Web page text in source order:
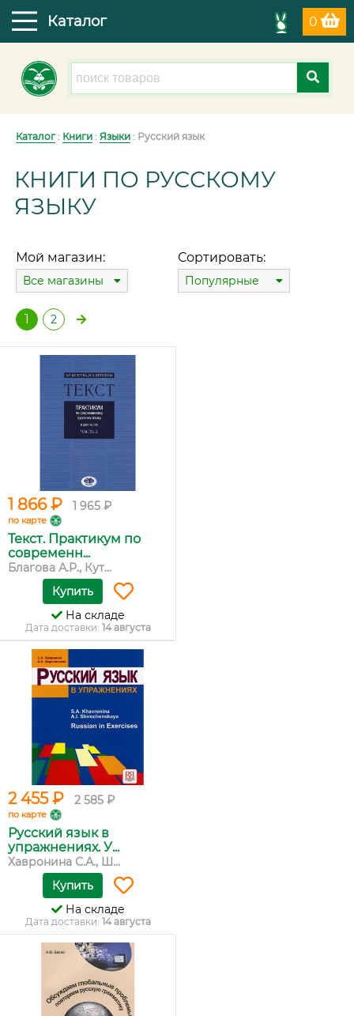
0
Каталог
Каталог: Книги : Языки : Русский язык
КНИГИ ПО РУССКОМУ
ЯЗЫКУ
Мой магазин:
Все магазины
Сортировать:
Популярные
1 2
1 866 ₽ 1 965 ₽
по карте
Текст. Практикум по
современн...
Благова А.Р., Кут...
Купить
На складе
Дата доставки: 14 августа
2 455 ₽ 2 585 ₽
по карте
Русский язык в
упражнениях. У...
Хавронина С.А., Ш...
Купить
На складе
Дата доставки: 14 августа